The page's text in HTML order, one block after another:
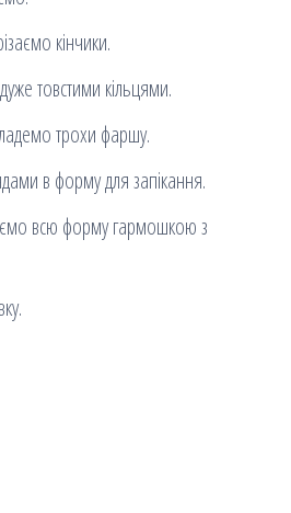
кінчики.
товстими кільцями.
трохи фаршу.
в форму для запікання.
всю форму гармошкою з